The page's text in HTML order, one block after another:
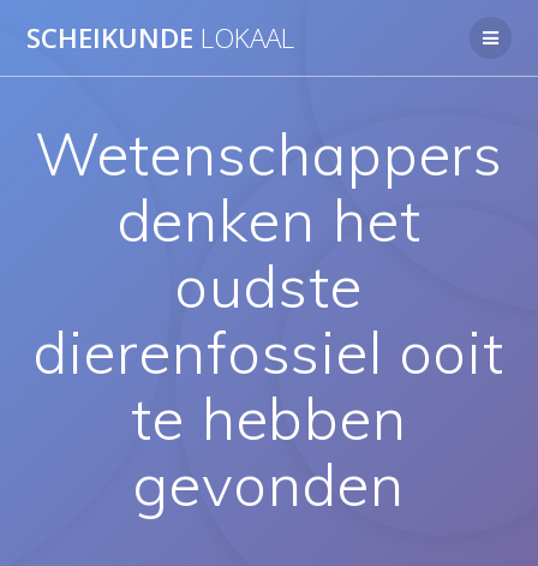
naar
SCHEIKUNDE LOKAAL
Wetenschappers
denken het
oudste
dierenfossiel ooit
te hebben
gevonden